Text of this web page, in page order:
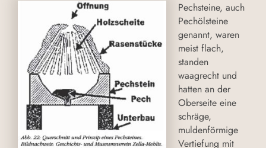
Pechsteine, auch
Pechölsteine
genannt, waren
meist flach,
standen
waagrecht und
hatten an der
Oberseite eine
schräge,
muldenförmige
Vertiefung mit